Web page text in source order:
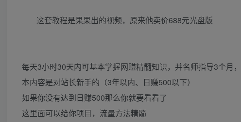
这套教程是果果出的视频，原来他卖价688元光盘版
每天3小时30天内可基本掌握网赚精髓知识，并名师指导3个月
本内容是对站长新手的（3年以内、日赚500以下）
如果你没有达到日赚500那么你就要看看了
这里面可以给你项目，流量方法精髓